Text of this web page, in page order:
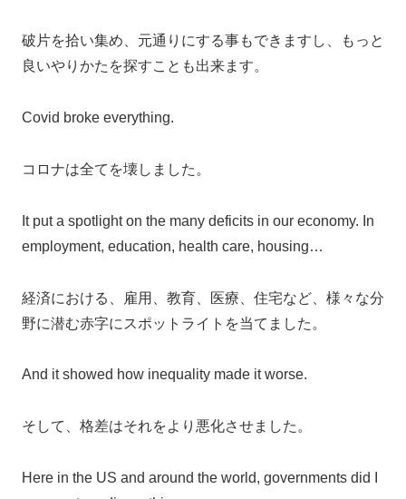
破片を拾い集め、元通りにする事もできますし、もっと
良いやりかたを探すことも出来ます。
Covid broke everything.
コロナは全てを壊しました。
It put a spotlight on the many deficits in our economy. In
employment, education, health care, housing…
経済における、雇用、教育、医療、住宅など、様々な分
野に潜む赤字にスポットライトを当てました。
And it showed how inequality made it worse.
そして、格差はそれをより悪化させました。
Here in the US and around the world, governments did I